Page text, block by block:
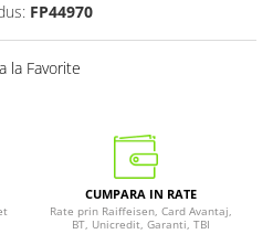
FP44970
la Favorite
CUMPARA IN RATE
Rate prin Raiffeisen, Card Avantaj,
BT, Unicredit, Garanti, TBI